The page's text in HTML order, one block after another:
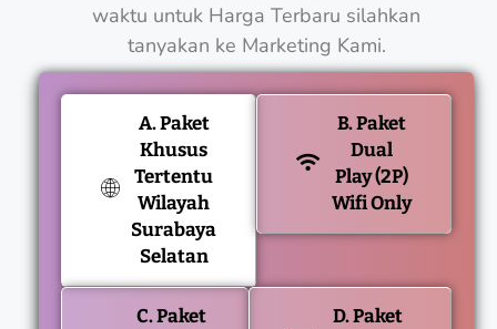
waktu untuk Harga Terbaru silahkan
tanyakan ke Marketing Kami.
A. Paket
Khusus
Tertentu
Wilayah
Surabaya
Selatan
B. Paket
Dual
Play (2P)
Wifi Only
C. Paket
D. Paket